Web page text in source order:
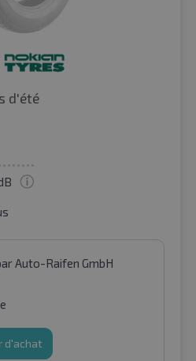
d'été
Auto-Raifen GmbH
d'achat